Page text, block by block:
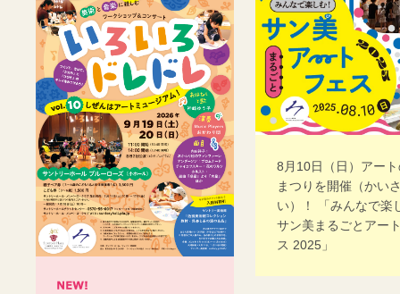
8月10日（日）アー
まつりを開催（かい
い）！ 「みんなで楽
サン美まるごとアー
ス 2025」